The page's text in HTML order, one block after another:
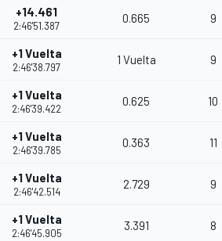
+14.461
2:46'51.387
0.665 9
+1 Vuelta
2:46'38.797
1 Vuelta 9
+1 Vuelta
2:46'39.422
0.625 10
+1 Vuelta
2:46'39.785
0.363 11
+1 Vuelta
2:46'42.514
2.729 9
+1 Vuelta
2:46'45.905
3.391 8